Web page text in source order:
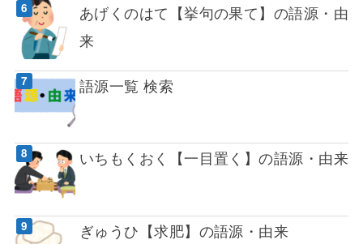
あげくのはて【挙句の果て】の語源・由
来
語源一覧 検索
いちもくおく【一目置く】の語源・由来
ぎゅうひ【求肥】の語源・由来